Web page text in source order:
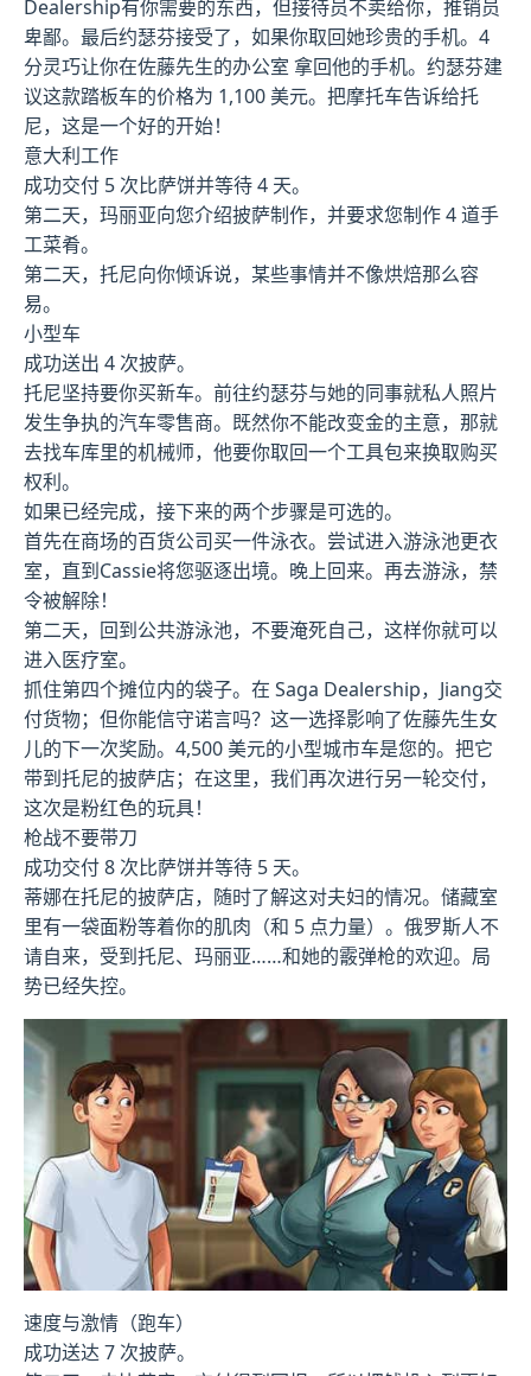
Dealership有你需要的东西，但接待员不卖给你，推销员
卑鄙。最后约瑟芬接受了，如果你取回她珍贵的手机。4
分灵巧让你在佐藤先生的办公室 拿回他的手机。约瑟芬建
议这款踏板车的价格为 1,100 美元。把摩托车告诉给托
尼，这是一个好的开始！
意大利工作
成功交付 5 次比萨饼并等待 4 天。
第二天，玛丽亚向您介绍披萨制作，并要求您制作 4 道手
工菜肴。
第二天，托尼向你倾诉说，某些事情并不像烘焙那么容
易。
小型车
成功送出 4 次披萨。
托尼坚持要你买新车。前往约瑟芬与她的同事就私人照片
发生争执的汽车零售商。既然你不能改变金的主意，那就
去找车库里的机械师，他要你取回一个工具包来换取购买
权利。
如果已经完成，接下来的两个步骤是可选的。
首先在商场的百货公司买一件泳衣。尝试进入游泳池更衣
室，直到Cassie将您驱逐出境。晚上回来。再去游泳，禁
令被解除！
第二天，回到公共游泳池，不要淹死自己，这样你就可以
进入医疗室。
抓住第四个摊位内的袋子。在 Saga Dealership，Jiang交
付货物；但你能信守诺言吗？这一选择影响了佐藤先生女
儿的下一次奖励。4,500 美元的小型城市车是您的。把它
带到托尼的披萨店；在这里，我们再次进行另一轮交付，
这次是粉红色的玩具！
枪战不要带刀
成功交付 8 次比萨饼并等待 5 天。
蒂娜在托尼的披萨店，随时了解这对夫妇的情况。储藏室
里有一袋面粉等着你的肌肉（和 5 点力量）。俄罗斯人不
请自来，受到托尼、玛丽亚……和她的霰弹枪的欢迎。局
势已经失控。
速度与激情（跑车）
成功送达 7 次披萨。